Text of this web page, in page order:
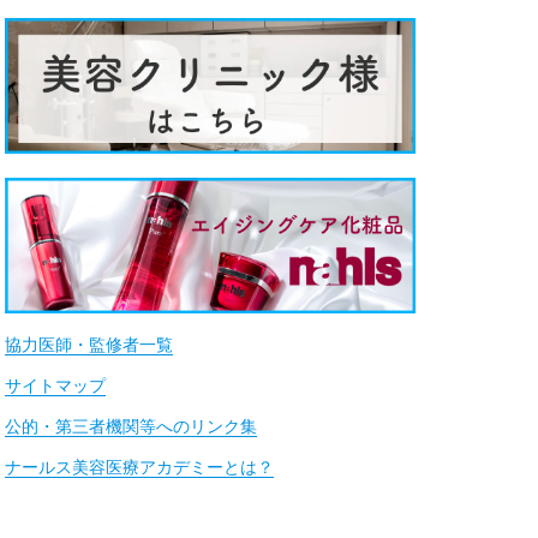
協力医師・監修者一覧
サイトマップ
公的・第三者機関等へのリンク集
ナールス美容医療アカデミーとは？